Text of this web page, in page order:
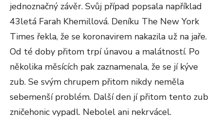
jednoznačný závěr. Svůj případ popsala například
43letá Farah Khemillová. Deníku The New York
Times řekla, že se koronavirem nakazila už na jaře.
Od té doby přitom trpí únavou a malátností. Po
několika měsících pak zaznamenala, že se jí kýve
zub. Se svým chrupem přitom nikdy neměla
sebemenší problém. Další den jí přitom tento zub
zničehonic vypadl. Nebolel ani nekrvácel.